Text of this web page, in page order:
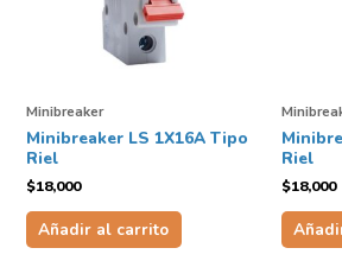
Minibreaker
Minibreaker LS 1X16A Tipo
Riel
$18,000
Añadir al carrito
Riel
$18,000